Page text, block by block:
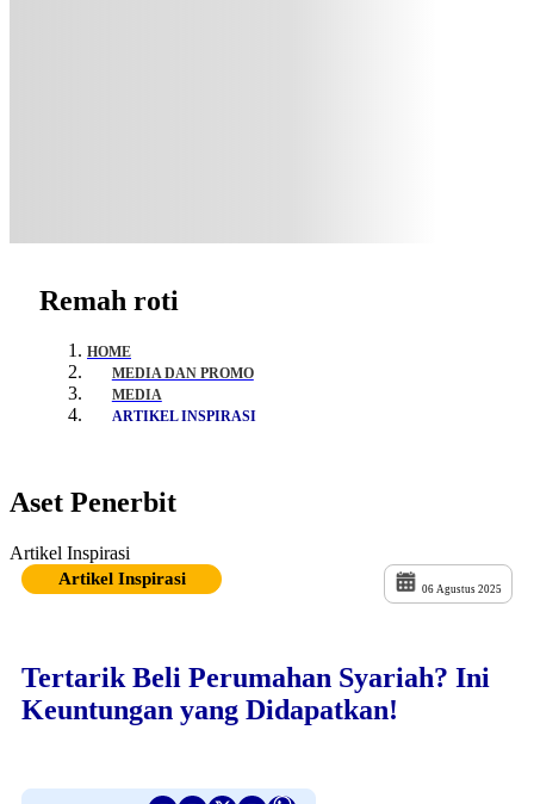
Remah roti
HOME
MEDIA DAN PROMO
MEDIA
ARTIKEL INSPIRASI
Aset Penerbit
Artikel Inspirasi
Artikel Inspirasi
06 Agustus 2025
Tertarik Beli Perumahan Syariah? Ini
Keuntungan yang Didapatkan!